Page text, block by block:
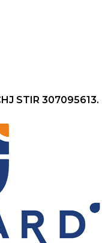
STIR 307095613.